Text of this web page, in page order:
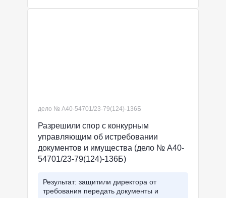
дело № А40-54701/23-79(124)-136Б
Разрешили спор с конкурным
управляющим об истребовании
документов и имущества (дело № А40-
54701/23-79(124)-136Б)
Результат: защитили директора от
требования передать документы и